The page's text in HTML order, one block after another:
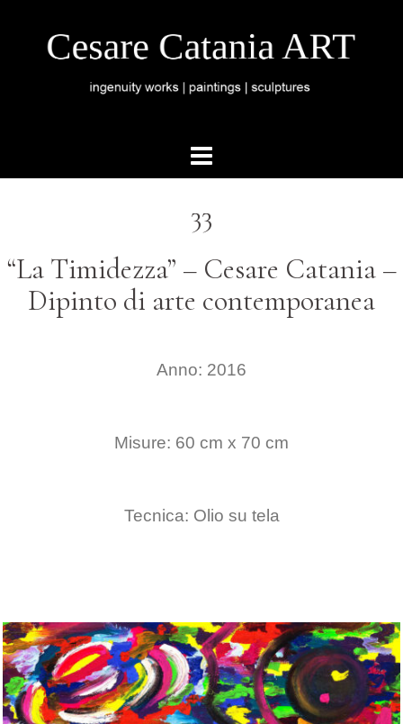
33
“La Timidezza” – Cesare Catania –
Dipinto di arte contemporanea
Anno: 2016
Misure: 60 cm x 70 cm
Tecnica: Olio su tela